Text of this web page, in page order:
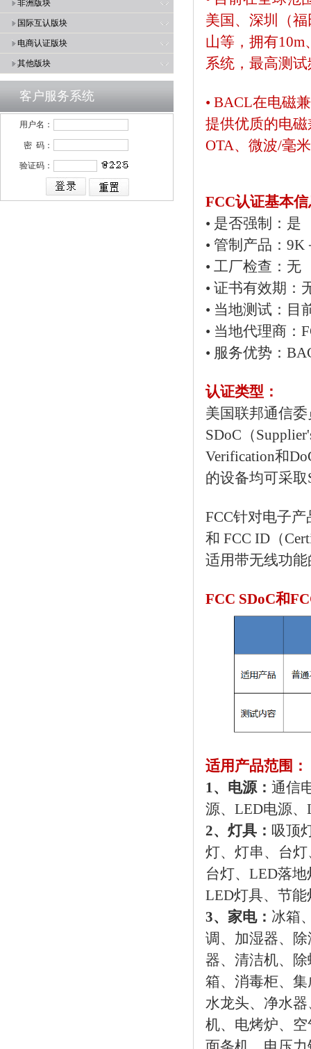
非洲版块
国际互认版块
电商认证版块
其他版块
客户服务系统
用户名：
密 码：
验证码：
美国、深圳（
山等，拥有
系统，最高测
• BACL在电磁
提供优质的电
OTA、微波/毫
FCC认证基本
• 是否强制：是
• 管制产品：9K
• 工厂检查：无
• 证书有效期：
• 当地测试：目
• 当地代理商：
• 服务优势：
认证类型：
美国联邦通信
SDoC（
Verification和
的设备均可采
FCC针对电子
和 FCC ID（
适用带无线功
FCC SDoC和
适用产品范围：
1、电源： 通信
源、LED电源、
2、灯具： 吸顶
灯、灯串、台
台灯、LED落
LED灯具、节
3、家电： 冰箱
调、加湿器、
器、清洁机、
箱、消毒柜、
水龙头、净水
机、电烤炉、